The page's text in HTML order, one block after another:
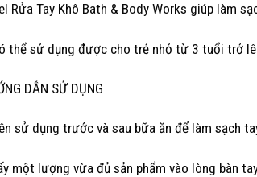
Rửa Tay Khô Bath & Body Works giúp làm
thể sử dụng được cho trẻ nhỏ từ 3 tuổi trở
DẪN SỬ DỤNG
sử dụng trước và sau bữa ăn để làm sạch
một lượng vừa đủ sản phẩm vào lòng bàn